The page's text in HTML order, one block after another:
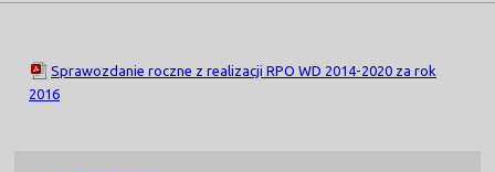
Sprawozdanie roczne z realizacji RPO WD 2014-2020 za rok
2016